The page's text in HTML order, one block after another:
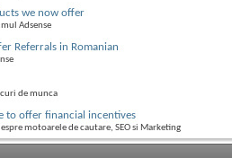
we now offer
Adsense
Referrals in Romanian
de munca
to offer financial incentives
motoarele de cautare, SEO si Marketing